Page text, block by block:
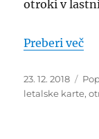
otroki v
Preberi več
Objavljeno
dne
23. 12. 2018
letalske karte,